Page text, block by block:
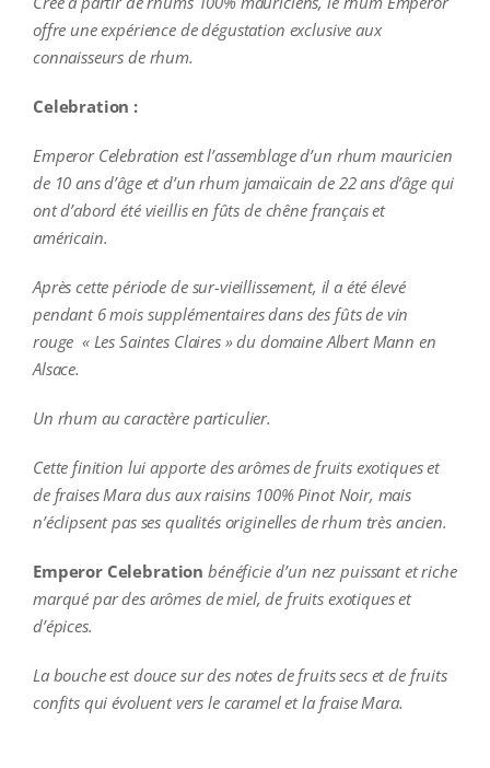
offre une expérience de dégustation exclusive aux
connaisseurs de rhum.
Celebration :
Emperor Celebration est l’assemblage d’un rhum mauricien
de 10 ans d’âge et d’un rhum jamaïcain de 22 ans d’âge qui
ont d’abord été vieillis en fûts de chêne français et
américain.
Après cette période de sur-vieillissement, il a été élevé
pendant 6 mois supplémentaires dans des fûts de vin
rouge « Les Saintes Claires » du domaine Albert Mann en
Alsace.
Un rhum au caractère particulier.
Cette finition lui apporte des arômes de fruits exotiques et
de fraises Mara dus aux raisins 100% Pinot Noir, mais
n’éclipsent pas ses qualités originelles de rhum très ancien.
Emperor Celebration bénéficie d’un nez puissant et riche
marqué par des arômes de miel, de fruits exotiques et
d’épices.
La bouche est douce sur des notes de fruits secs et de fruits
confits qui évoluent vers le caramel et la fraise Mara.